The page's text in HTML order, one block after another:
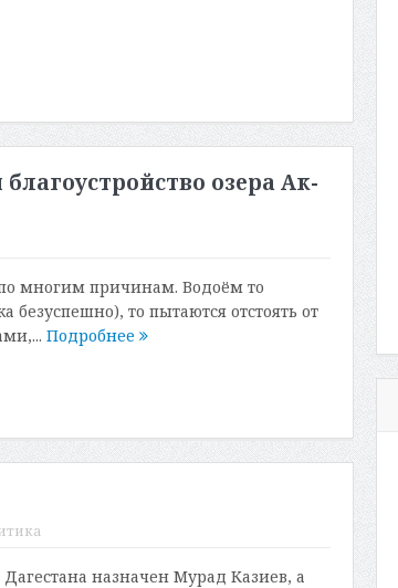
озера Ак-
многим причинам. Водоём то
безуспешно), то пытаются отстоять от
Подробнее
назначен Мурад Казиев, а